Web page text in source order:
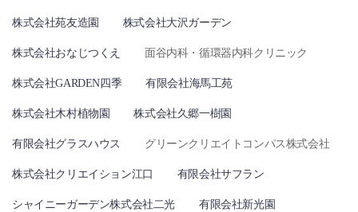
株式会社苑友造園 株式会社大沢ガーデン
株式会社おなじつくえ 面谷内科・循環器内科クリニック
株式会社GARDEN四季 有限会社海馬工苑
株式会社木村植物園 株式会社久郷一樹園
有限会社グラスハウス グリーンクリエイトコンパス株式会社
株式会社クリエイション江口 有限会社サフラン
シャイニーガーデン株式会社二光 有限会社新光園